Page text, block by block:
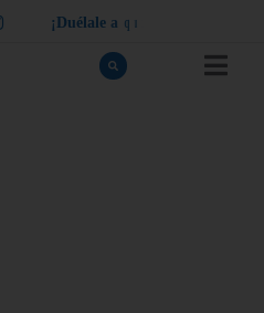
¡ Dué a e a q u